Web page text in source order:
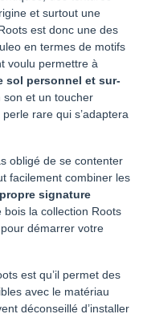
et surtout une
est donc une des
en termes de motifs
voulu permettre à
sol personnel et sur-
son et un toucher
rare qui s’adaptera
obligé de se contenter
facilement combiner les
signature
la collection Roots
démarrer votre
est qu’il permet des
avec le matériau
déconseillé d’installer